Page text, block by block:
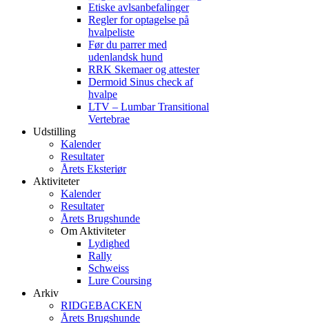
Etiske avlsanbefalinger
Regler for optagelse på
hvalpeliste
Før du parrer med
udenlandsk hund
RRK Skemaer og attester
Dermoid Sinus check af
hvalpe
LTV – Lumbar Transitional
Vertebrae
Udstilling
Kalender
Resultater
Årets Eksteriør
Aktiviteter
Kalender
Resultater
Årets Brugshunde
Om Aktiviteter
Lydighed
Rally
Schweiss
Lure Coursing
Arkiv
RIDGEBACKEN
Årets Brugshunde